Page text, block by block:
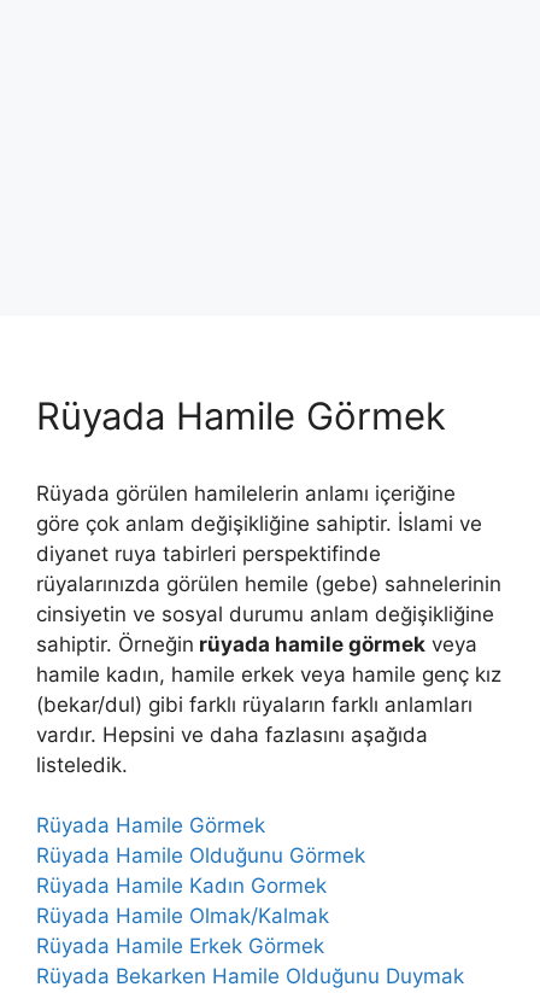
Rüyada Hamile Görmek
Rüyada görülen hamilelerin anlamı içeriğine
göre çok anlam değişikliğine sahiptir. İslami ve
diyanet ruya tabirleri perspektifinde
rüyalarınızda görülen hemile (gebe) sahnelerinin
cinsiyetin ve sosyal durumu anlam değişikliğine
sahiptir. Örneğin rüyada hamile görmek veya
hamile kadın, hamile erkek veya hamile genç kız
(bekar/dul) gibi farklı rüyaların farklı anlamları
vardır. Hepsini ve daha fazlasını aşağıda
listeledik.
Rüyada Hamile Görmek
Rüyada Hamile Olduğunu Görmek
Rüyada Hamile Kadın Gormek
Rüyada Hamile Olmak/Kalmak
Rüyada Hamile Erkek Görmek
Rüyada Bekarken Hamile Olduğunu Duymak